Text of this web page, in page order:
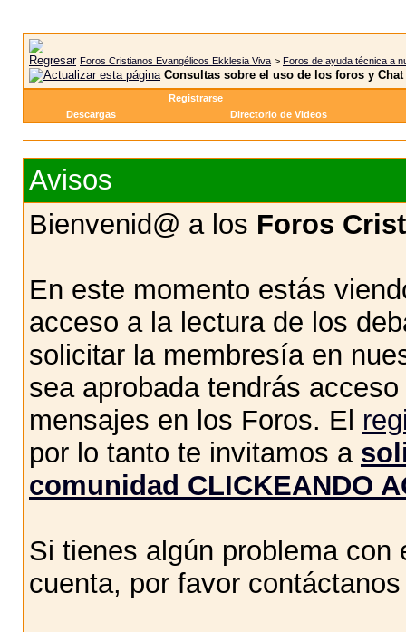
Foros Cristianos Evangélicos Ekklesia Viva > Foros de ayuda técnica a
Consultas sobre el uso de los foros y Chat
Registrarse
Descargas
Directorio de Videos
Avisos
Bienvenid@ a los Foros
En este momento estás
acceso a la lectura de los
solicitar la membresía en
sea aprobada tendrás
mensajes en los Foros. El
por lo tanto te invitamos a
comunidad CLICKEANDO
Si tienes algún problema
cuenta, por favor